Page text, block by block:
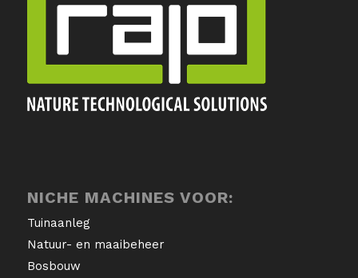
NICHE MACHINES VOOR:
Tuinaanleg
Natuur- en maaibeheer
Bosbouw